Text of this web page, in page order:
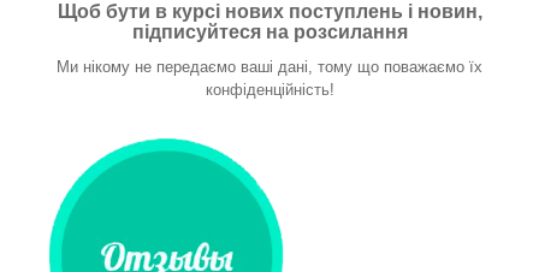
Щоб бути в курсі нових поступлень і новин,
підписуйтеся на розсилання
Ми нікому не передаємо ваші дані, тому що поважаємо їх
конфіденційність!